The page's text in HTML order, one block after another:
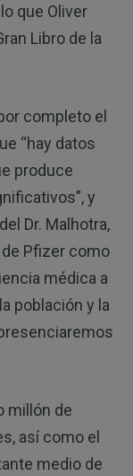
que Oliver
Libro de la
completo el
“hay datos
produce
y
Dr. Malhotra,
de Pfizer como
médica a
población y la
millón de
así como el
medio de